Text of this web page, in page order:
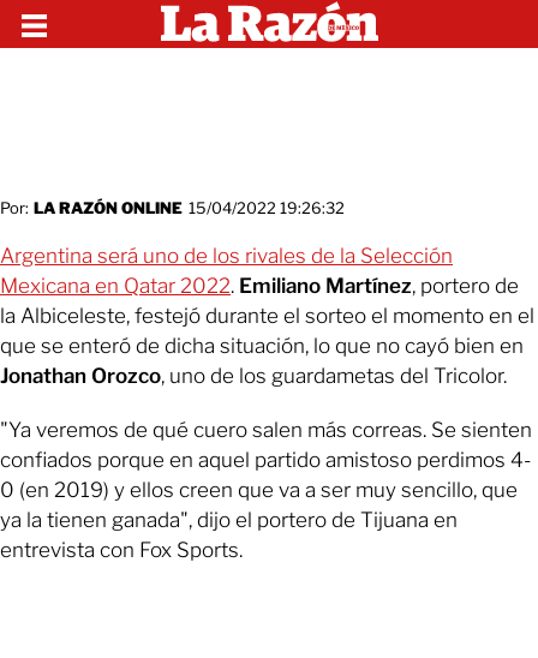
Por: LA RAZÓN ONLINE 15/04/2022 19:26:32
Argentina será uno de los rivales de la Selección
Mexicana en Qatar 2022. Emiliano Martínez, portero de
la Albiceleste, festejó durante el sorteo el momento en el
que se enteró de dicha situación, lo que no cayó bien en
Jonathan Orozco, uno de los guardametas del Tricolor.
"Ya veremos de qué cuero salen más correas. Se sienten
confiados porque en aquel partido amistoso perdimos 4-
0 (en 2019) y ellos creen que va a ser muy sencillo, que
ya la tienen ganada", dijo el portero de Tijuana en
entrevista con Fox Sports.